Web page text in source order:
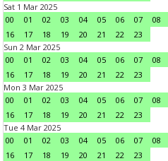
Sat 1 Mar 2025
00
01 02 03 04 05 06 07 08
16
17 18 19 20 21 22
23
Sun 2 Mar 2025
00
01 02 03 04 05 06 07 08
16
17 18 19 20 21 22
23
Mon 3 Mar 2025
00
01 02 03 04 05 06 07 08
16
17 18 19 20 21 22
23
Tue 4 Mar 2025
00
01 02 03 04 05 06 07 08
16
17 18 19 20 21 22
23